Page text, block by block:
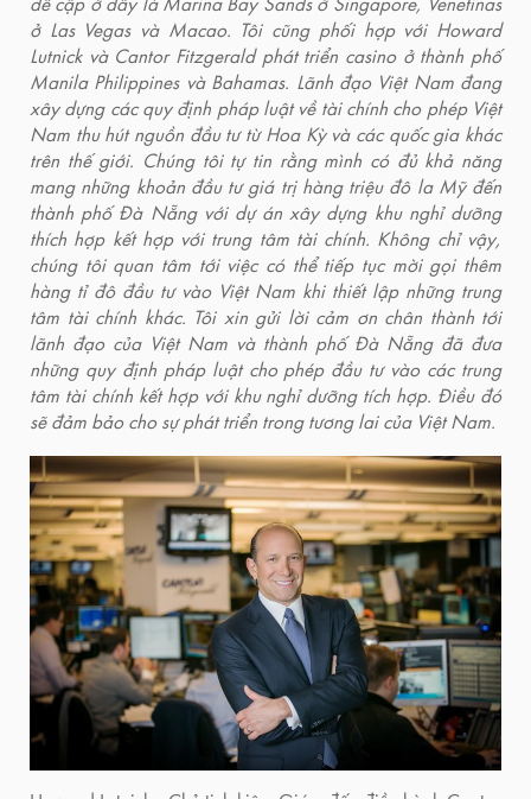
đề cập ở đây là Marina Bay Sands ở Singapore, Venetinas
ở Las Vegas và Macao. Tôi cũng phối hợp với Howard
Lutnick và Cantor Fitzgerald phát triển casino ở thành phố
Manila Philippines và Bahamas. Lãnh đạo Việt Nam đang
xây dựng các quy định pháp luật về tài chính cho phép Việt
Nam thu hút nguồn đầu tư từ Hoa Kỳ và các quốc gia khác
trên thế giới. Chúng tôi tự tin rằng mình có đủ khả năng
mang những khoản đầu tư giá trị hàng triệu đô la Mỹ đến
thành phố Đà Nẵng với dự án xây dựng khu nghỉ dưỡng
thích hợp kết hợp với trung tâm tài chính. Không chỉ vậy,
chúng tôi quan tâm tới việc có thể tiếp tục mời gọi thêm
hàng tỉ đô đầu tư vào Việt Nam khi thiết lập những trung
tâm tài chính khác. Tôi xin gửi lời cảm ơn chân thành tới
lãnh đạo của Việt Nam và thành phố Đà Nẵng đã đưa
những quy định pháp luật cho phép đầu tư vào các trung
tâm tài chính kết hợp với khu nghỉ dưỡng tích hợp. Điều đó
sẽ đảm bảo cho sự phát triển trong tương lai của Việt Nam.